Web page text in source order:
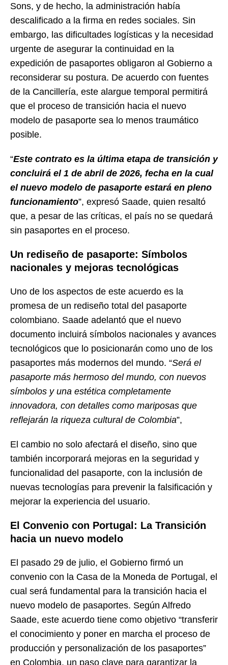
Sons, y de hecho, la administración había
descalificado a la firma en redes sociales. Sin
embargo, las dificultades logísticas y la necesidad
urgente de asegurar la continuidad en la
expedición de pasaportes obligaron al Gobierno a
reconsiderar su postura. De acuerdo con fuentes
de la Cancillería, este alargue temporal permitirá
que el proceso de transición hacia el nuevo
modelo de pasaporte sea lo menos traumático
posible.
“Este contrato es la última etapa de transición y
concluirá el 1 de abril de 2026, fecha en la cual
el nuevo modelo de pasaporte estará en pleno
funcionamiento”, expresó Saade, quien resaltó
que, a pesar de las críticas, el país no se quedará
sin pasaportes en el proceso.
Un rediseño de pasaporte: Símbolos
nacionales y mejoras tecnológicas
Uno de los aspectos de este acuerdo es la
promesa de un rediseño total del pasaporte
colombiano. Saade adelantó que el nuevo
documento incluirá símbolos nacionales y avances
tecnológicos que lo posicionarán como uno de los
pasaportes más modernos del mundo. “Será el
pasaporte más hermoso del mundo, con nuevos
símbolos y una estética completamente
innovadora, con detalles como mariposas que
reflejarán la riqueza cultural de Colombia”,
El cambio no solo afectará el diseño, sino que
también incorporará mejoras en la seguridad y
funcionalidad del pasaporte, con la inclusión de
nuevas tecnologías para prevenir la falsificación y
mejorar la experiencia del usuario.
El Convenio con Portugal: La Transición
hacia un nuevo modelo
El pasado 29 de julio, el Gobierno firmó un
convenio con la Casa de la Moneda de Portugal, el
cual será fundamental para la transición hacia el
nuevo modelo de pasaportes. Según Alfredo
Saade, este acuerdo tiene como objetivo “transferir
el conocimiento y poner en marcha el proceso de
producción y personalización de los pasaportes”
en Colombia, un paso clave para garantizar la